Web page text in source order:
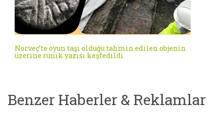
Norveç’te oyun taşı olduğu tahmin edilen objenin
üzerine runik yazısı keşfedildi
Benzer Haberler & Reklamlar